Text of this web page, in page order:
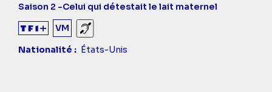
Saison 2 -Celui qui détestait le lait maternel
VM
Sourds et malentendants
Nationalité
États-Unis